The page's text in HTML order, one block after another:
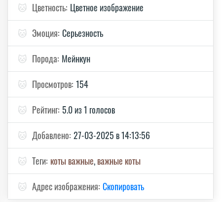
🐱 Цветность: Цветное изображение
🐱 Эмоция: Серьезность
🐱 Порода: Мейнкун
🐱 Просмотров: 154
🐱 Рейтинг: 5.0 из 1 голосов
🐱 Добавлено: 27-03-2025 в 14:13:56
🐱 Теги: коты важные,важные коты
🐱 Адрес изображения: Скопировать